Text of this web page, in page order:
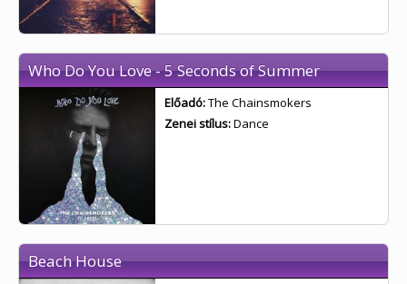
Who Do You Love - 5 Seconds of Summer
Előadó:The Chainsmokers
Zenei stílus:Dance
Beach House